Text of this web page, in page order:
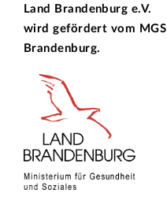
Land Brandenburg e.V.
wird gefördert vom MGS
Brandenburg.